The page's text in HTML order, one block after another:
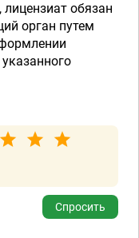
обязан
орган путем
Спросить